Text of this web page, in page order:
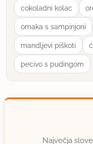
cokoladni kolac
omaka s sampinjoni
mandljevi piškoti
pecivo s pudingom
Največja